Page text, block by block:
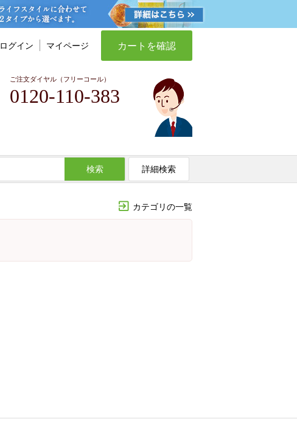
ログイン マイページ カートを確認
ご注文ダイヤル（フリーコール）
0120-110-383
検索 詳細検索
カテゴリの一覧